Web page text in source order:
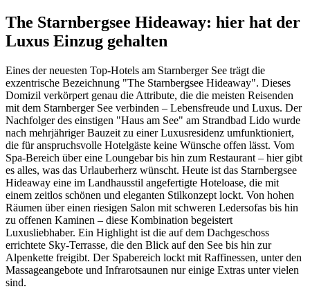
The Starnbergsee Hideaway: hier hat der
Luxus Einzug gehalten
Eines der neuesten Top-Hotels am Starnberger See trägt die
exzentrische Bezeichnung "The Starnbergsee Hideaway". Dieses
Domizil verkörpert genau die Attribute, die die meisten Reisenden
mit dem Starnberger See verbinden – Lebensfreude und Luxus. Der
Nachfolger des einstigen "Haus am See" am Strandbad Lido wurde
nach mehrjähriger Bauzeit zu einer Luxusresidenz umfunktioniert,
die für anspruchsvolle Hotelgäste keine Wünsche offen lässt. Vom
Spa-Bereich über eine Loungebar bis hin zum Restaurant – hier gibt
es alles, was das Urlauberherz wünscht. Heute ist das Starnbergsee
Hideaway eine im Landhausstil angefertigte Hoteloase, die mit
einem zeitlos schönen und eleganten Stilkonzept lockt. Von hohen
Räumen über einen riesigen Salon mit schweren Ledersofas bis hin
zu offenen Kaminen – diese Kombination begeistert
Luxusliebhaber. Ein Highlight ist die auf dem Dachgeschoss
errichtete Sky-Terrasse, die den Blick auf den See bis hin zur
Alpenkette freigibt. Der Spabereich lockt mit Raffinessen, unter den
Massageangebote und Infrarotsaunen nur einige Extras unter vielen
sind.